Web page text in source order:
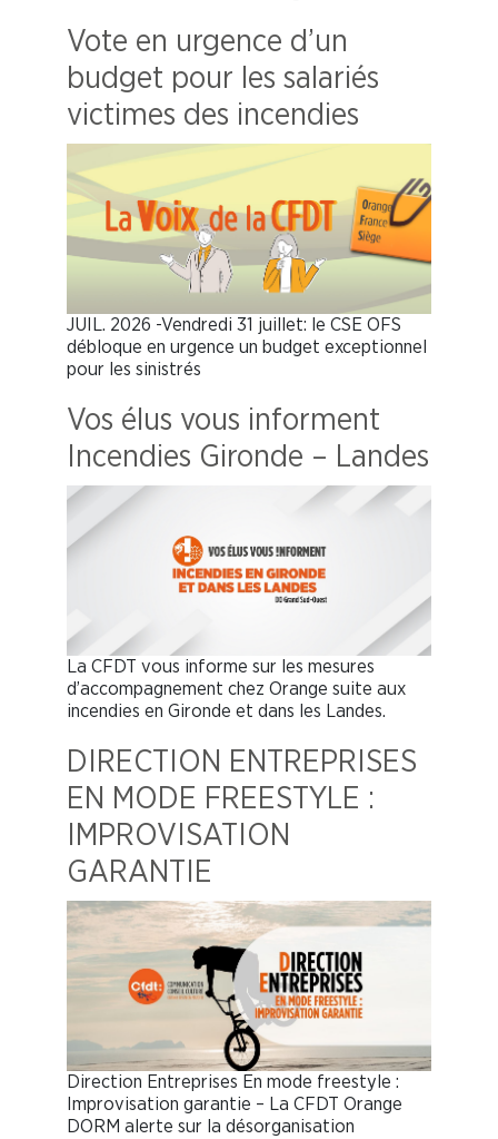
Vote en urgence d’un
budget pour les salariés
victimes des incendies
JUIL. 2026 -Vendredi 31 juillet: le CSE OFS
débloque en urgence un budget exceptionnel
pour les sinistrés
Vos élus vous informent
Incendies Gironde – Landes
La CFDT vous informe sur les mesures
d’accompagnement chez Orange suite aux
incendies en Gironde et dans les Landes.
DIRECTION ENTREPRISES
EN MODE FREESTYLE :
IMPROVISATION
GARANTIE
Direction Entreprises En mode freestyle :
Improvisation garantie – La CFDT Orange
DORM alerte sur la désorganisation